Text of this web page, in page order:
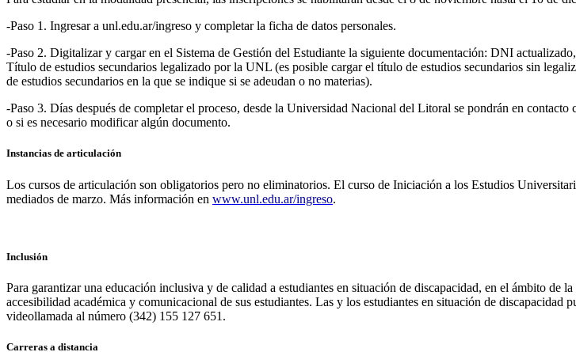
-Paso 1. Ingresar a unl.edu.ar/ingreso y completar la ficha de datos personales.
-Paso 2. Digitalizar y cargar en el Sistema de Gestión del Estudiante la siguiente documentación: DNI
Título de estudios secundarios legalizado por la UNL (es posible cargar el título de estudios secundarios sin
de estudios secundarios en la que se indique si se adeudan o no materias).
-Paso 3. Días después de completar el proceso, desde la Universidad Nacional del Litoral se pondrán en
o si es necesario modificar algún documento.
Instancias de articulación
Los cursos de articulación son obligatorios pero no eliminatorios. El curso de Iniciación a los Estudios
mediados de marzo. Más información en www.unl.edu.ar/ingreso.
Inclusión
Para garantizar una educación inclusiva y de calidad a estudiantes en situación de discapacidad, en el ámbito
accesibilidad académica y comunicacional de sus estudiantes. Las y los estudiantes en situación de
videollamada al número (342) 155 127 651.
Carreras a distancia